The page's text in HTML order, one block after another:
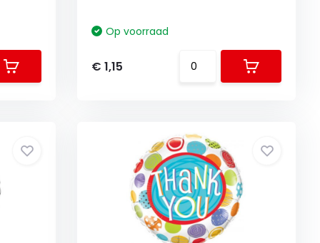
Op voorraad
€ 1,15